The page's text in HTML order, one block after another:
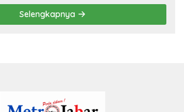
Selengkapnya